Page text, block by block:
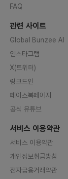
FAQ
관련 사이트
Global Bunzee AI
인스타그램
X(트위터)
링크드인
페이스북페이지
공식 유튜브
서비스 이용약관
서비스 이용약관
개인정보취급방침
전자금융거래약관